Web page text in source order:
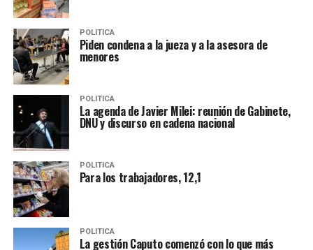
POLITICA
Piden condena a la jueza y a la asesora de
menores
POLITICA
La agenda de Javier Milei: reunión de Gabinete,
DNU y discurso en cadena nacional
POLITICA
Para los trabajadores, 12,1
POLITICA
La gestión Caputo comenzó con lo que más